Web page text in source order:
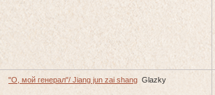
"О, мой генерал"/ Jiang jun zai shang Glazky